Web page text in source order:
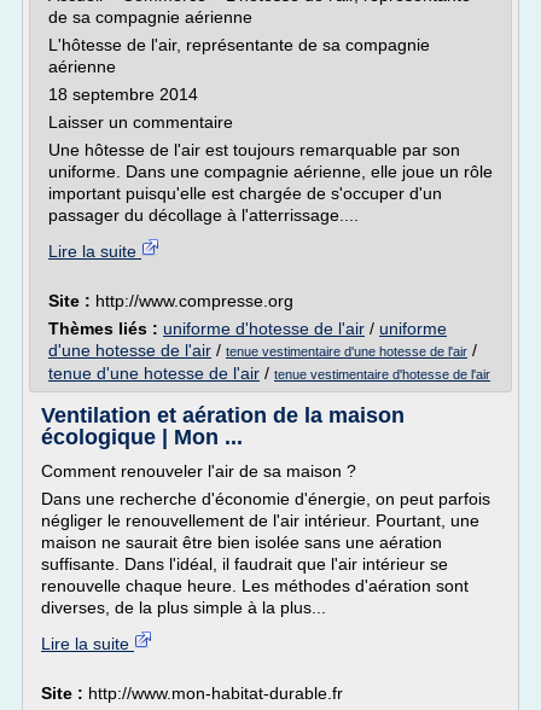
de sa compagnie aérienne
L'hôtesse de l'air, représentante de sa compagnie
aérienne
18 septembre 2014
Laisser un commentaire
Une hôtesse de l'air est toujours remarquable par son
uniforme. Dans une compagnie aérienne, elle joue un rôle
important puisqu'elle est chargée de s'occuper d'un
passager du décollage à l'atterrissage....
Lire la suite
Site : http://www.compresse.org
Thèmes liés : uniforme d'hotesse de l'air / uniforme
d'une hotesse de l'air / tenue vestimentaire d'une hotesse de l'air /
tenue d'une hotesse de l'air / tenue vestimentaire d'hotesse de l'air
Ventilation et aération de la maison
écologique | Mon ...
Comment renouveler l'air de sa maison ?
Dans une recherche d'économie d'énergie, on peut parfois
négliger le renouvellement de l'air intérieur. Pourtant, une
maison ne saurait être bien isolée sans une aération
suffisante. Dans l'idéal, il faudrait que l'air intérieur se
renouvelle chaque heure. Les méthodes d'aération sont
diverses, de la plus simple à la plus...
Lire la suite
Site : http://www.mon-habitat-durable.fr